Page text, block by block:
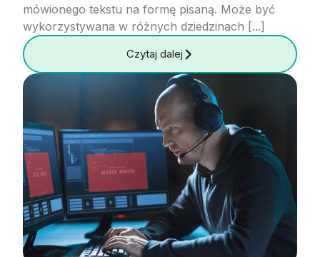
mówionego tekstu na formę pisaną. Może być
wykorzystywana w różnych dziedzinach [...]
Czytaj dalej